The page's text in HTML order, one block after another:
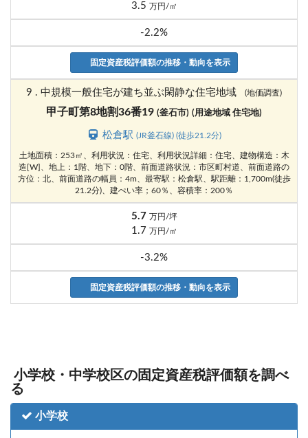
3.5 万円/㎡
-2.2%
固定資産税評価額の推移・動向を表示
9 . 中規模一般住宅が建ち並ぶ閑静な住宅地域 (地価調査)
甲子町第8地割36番19 (釜石市) (用途地域 住宅地)
松倉駅(JR釜石線) (徒歩21.2分)
土地面積：253㎡、利用状況：住宅、利用状況詳細：住宅、建物構造：木
造[W]、地上：1階、地下：0階、前面道路状況：市区町村道、前面道路の
方位：北、前面道路の幅員：4m、最寄駅：松倉駅、駅距離：1,700m(徒歩
21.2分)、建ぺい率；60％、容積率：200％
5.7 万円/坪
1.7 万円/㎡
-3.2%
固定資産税評価額の推移・動向を表示
小学校・中学校区の固定資産税評価額を調べ
る
小学校